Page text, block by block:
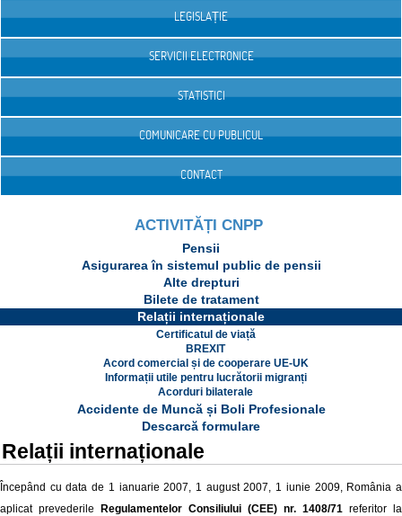
LEGISLAȚIE
SERVICII ELECTRONICE
STATISTICI
COMUNICARE CU PUBLICUL
CONTACT
ACTIVITĂȚI CNPP
Pensii
Asigurarea în sistemul public de pensii
Alte drepturi
Bilete de tratament
Relații internaționale
Certificatul de viață
BREXIT
Acord comercial și de cooperare UE-UK
Informații utile pentru lucrătorii migranți
Acorduri bilaterale
Accidente de Muncă și Boli Profesionale
Descarcă formulare
Relații internaționale
Începând cu data de 1 ianuarie 2007, 1 august 2007, 1 iunie 2009, România a
aplicat prevederile Regulamentelor Consiliului (CEE) nr. 1408/71 referitor la